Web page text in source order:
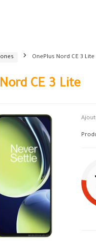
OnePlus Nord CE 3 Lite
CE 3 Lite